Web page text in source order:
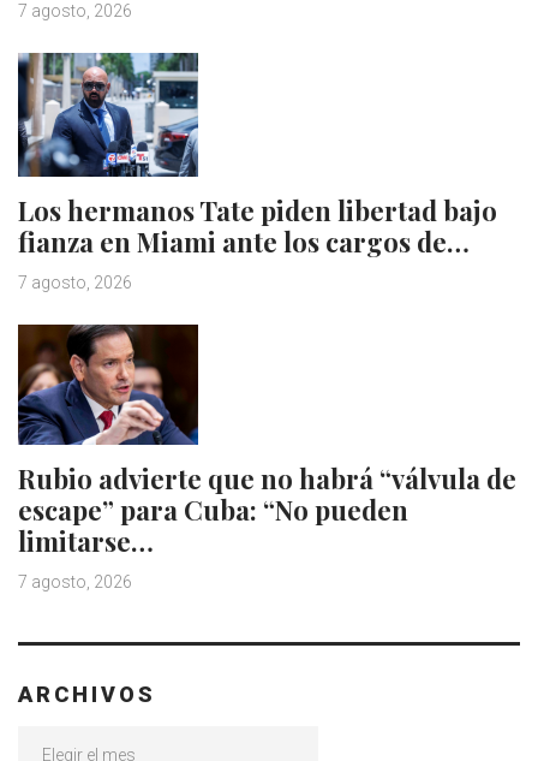
7 agosto, 2026
Los hermanos Tate piden libertad bajo
fianza en Miami ante los cargos de…
7 agosto, 2026
Rubio advierte que no habrá “válvula de
escape” para Cuba: “No pueden
limitarse…
7 agosto, 2026
ARCHIVOS